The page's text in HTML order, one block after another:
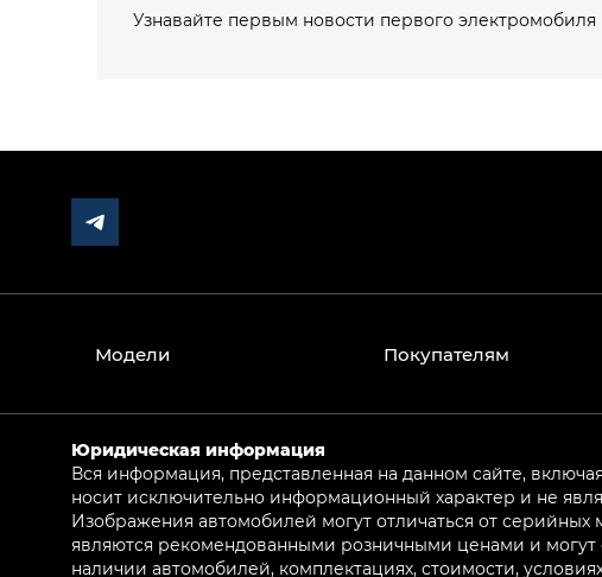
Узнавайте первым новости первого электромобиля
Модели Покупателям
Юридическая информация
Вся информация, представленная на данном сайте,
носит исключительно информационный характер и не
Изображения автомобилей могут отличаться от
являются рекомендованными розничными ценами и
наличии автомобилей, комплектациях, стоимости,